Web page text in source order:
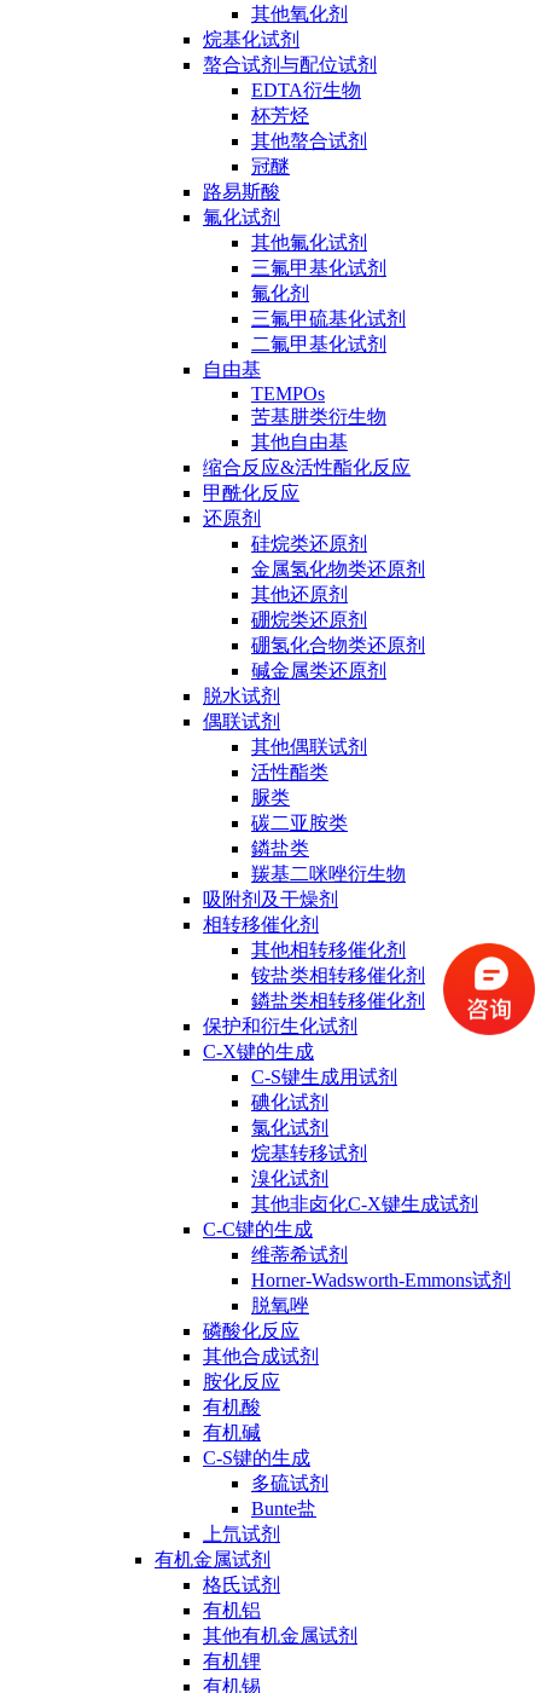
其他氧化剂
烷基化试剂
螯合试剂与配位试剂
EDTA衍生物
杯芳烃
其他螯合试剂
冠醚
路易斯酸
氟化试剂
其他氟化试剂
三氟甲基化试剂
氟化剂
三氟甲硫基化试剂
二氟甲基化试剂
自由基
TEMPOs
苦基肼类衍生物
其他自由基
缩合反应&活性酯化反应
甲酰化反应
还原剂
硅烷类还原剂
金属氢化物类还原剂
其他还原剂
硼烷类还原剂
硼氢化合物类还原剂
碱金属类还原剂
脱水试剂
偶联试剂
其他偶联试剂
活性酯类
脲类
碳二亚胺类
鏻盐类
羰基二咪唑衍生物
吸附剂及干燥剂
相转移催化剂
其他相转移催化剂
铵盐类相转移催化剂
鏻盐类相转移催化剂
保护和衍生化试剂
C-X键的生成
C-S键生成用试剂
碘化试剂
氯化试剂
烷基转移试剂
溴化试剂
其他非卤化C-X键生成试剂
C-C键的生成
维蒂希试剂
Horner-Wadsworth-Emmons试剂
脱氧唑
磷酸化反应
其他合成试剂
胺化反应
有机酸
有机碱
C-S键的生成
多硫试剂
Bunte盐
上氘试剂
有机金属试剂
格氏试剂
有机铝
其他有机金属试剂
有机锂
有机锡